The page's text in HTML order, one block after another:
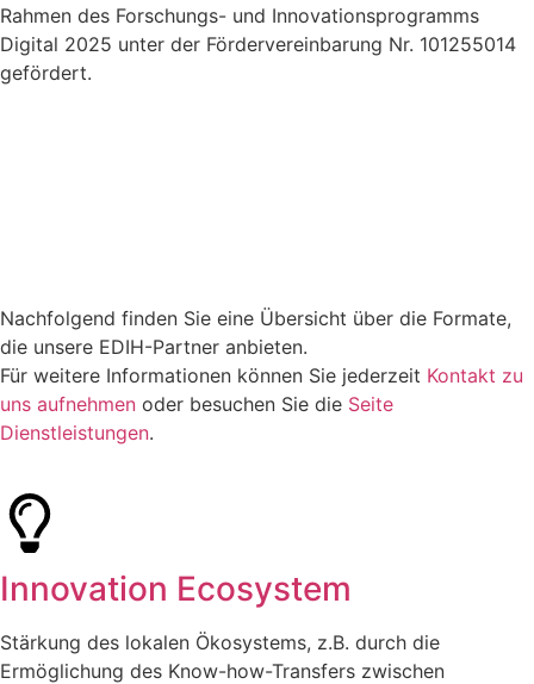
Rahmen des Forschungs- und Innovationsprogramms
Digital 2025 unter der Fördervereinbarung Nr. 101255014
gefördert.
Nachfolgend finden Sie eine Übersicht über die Formate,
die unsere EDIH-Partner anbieten.
Für weitere Informationen können Sie jederzeit Kontakt zu
uns aufnehmen oder besuchen Sie die Seite
Dienstleistungen.
Innovation Ecosystem
Stärkung des lokalen Ökosystems, z.B. durch die
Ermöglichung des Know-how-Transfers zwischen